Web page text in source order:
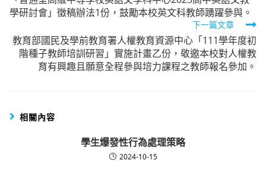
articles
學研討會」徵稿辦法1份，鼓勵本校英文科教師踴躍參與。
下一篇文章
教育部國民及學前教育署人權教育資源中心「111學年度初
階種子教師培訓研習」實施計畫乙份，敬邀本校對人權教
育有興趣且願意全程參與培力課程之教師報名參加。
相關內容
學生爆發性行為處理策略
2024-10-15